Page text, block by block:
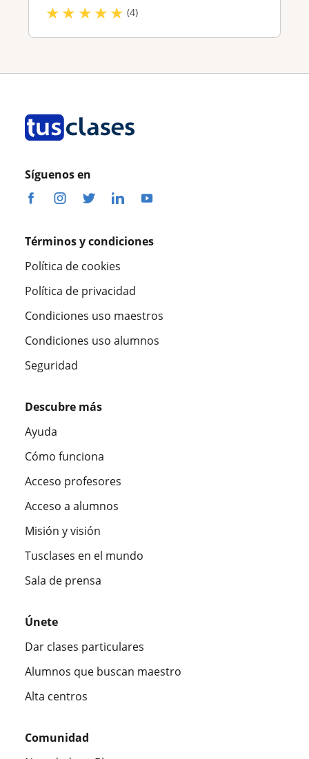
★★ ★★★ (4)
Síguenos en
Términos y condiciones
Política de cookies
Política de privacidad
Condiciones uso maestros
Condiciones uso alumnos
Seguridad
Descubre más
Ayuda
Cómo funciona
Acceso profesores
Acceso a alumnos
Misión y visión
Tusclases en el mundo
Sala de prensa
Únete
Dar clases particulares
Alumnos que buscan maestro
Alta centros
Comunidad